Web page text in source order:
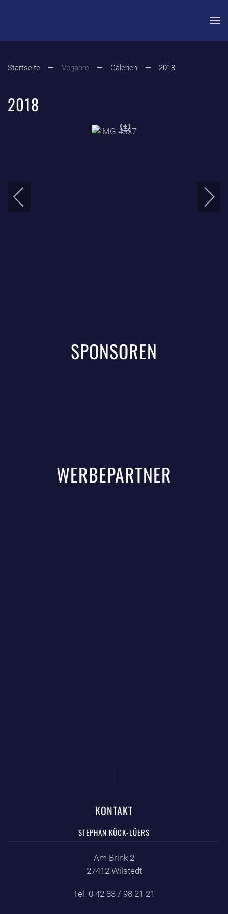
Startseite Vorjahre Galerien 2018
2018
SPONSOREN
WERBEPARTNER
KONTAKT
STEPHAN KÜCK-LÜERS
Am Brink 2
27412 Wilstedt
Tel. 0 42 83 / 98 21 21